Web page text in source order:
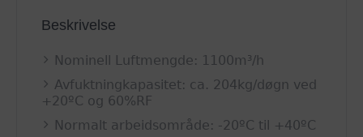
Beskrivelse
Nominell Luftmengde: 1100m³/h
Avfuktningkapasitet: ca. 204kg/døgn ved
+20ºC og 60%RF
Normalt arbeidsområde: -20ºC til +40ºC